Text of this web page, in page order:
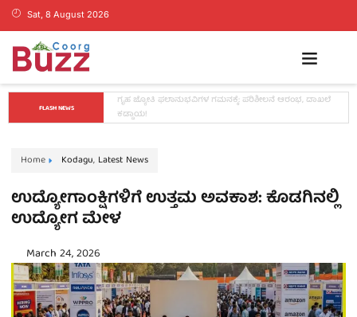
Sat, 8 August 2026
FLASH NEWS ಕಳೆದ 24 ಗಂಟೆ ಅವಧಿಯಲ್ಲಿ ಕೊಡಗಿನಲ್ಲಿ ಸುರಿದ ಮಳೆ ಮಾಹಿತಿ ಇಲ್ಲಿದೆ
Home Kodagu, Latest News
ಉದ್ಯೋಗಾಂಕ್ಷಿಗಳಿಗೆ ಉತ್ತಮ ಅವಕಾಶ: ಕೊಡಗಿನಲ್ಲಿ
ಉದ್ಯೋಗ ಮೇಳ
March 24, 2026